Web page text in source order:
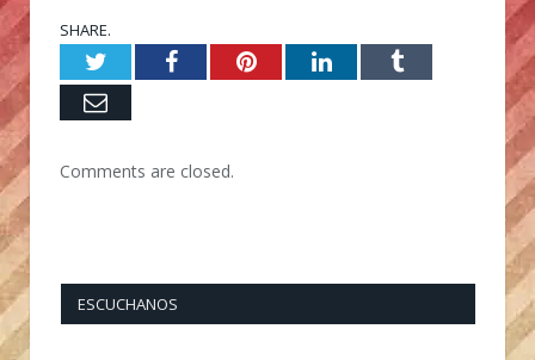
SHARE.
TwitterFacebookPinterestLinkedInTumblr
Email
Comments are closed.
ESCUCHANOS